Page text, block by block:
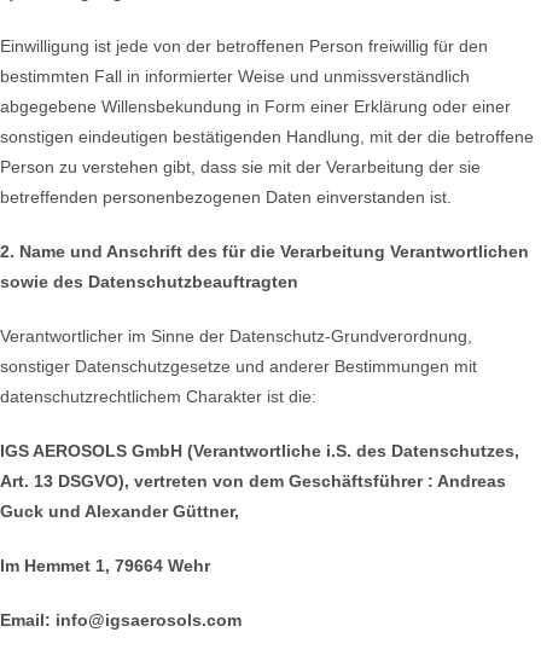
Einwilligung ist jede von der betroffenen Person freiwillig für den
bestimmten Fall in informierter Weise und unmissverständlich
abgegebene Willensbekundung in Form einer Erklärung oder einer
sonstigen eindeutigen bestätigenden Handlung, mit der die betroffene
Person zu verstehen gibt, dass sie mit der Verarbeitung der sie
betreffenden personenbezogenen Daten einverstanden ist.
2. Name und Anschrift des für die Verarbeitung Verantwortlichen
sowie des Datenschutzbeauftragten
Verantwortlicher im Sinne der Datenschutz-Grundverordnung,
sonstiger Datenschutzgesetze und anderer Bestimmungen mit
datenschutzrechtlichem Charakter ist die:
IGS AEROSOLS GmbH (Verantwortliche i.S. des Datenschutzes,
Art. 13 DSGVO), vertreten von dem Geschäftsführer : Andreas
Guck und Alexander Güttner,
Im Hemmet 1, 79664 Wehr
Email: info@igsaerosols.com